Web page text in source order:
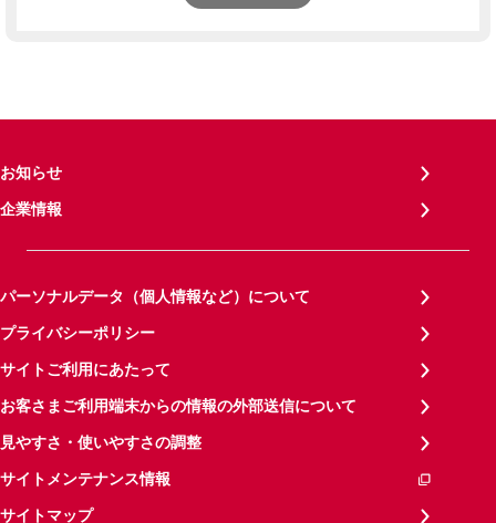
お知らせ
企業情報
パーソナルデータ（個人情報など）について
プライバシーポリシー
サイトご利用にあたって
お客さまご利用端末からの情報の外部送信について
見やすさ・使いやすさの調整
サイトメンテナンス情報
サイトマップ